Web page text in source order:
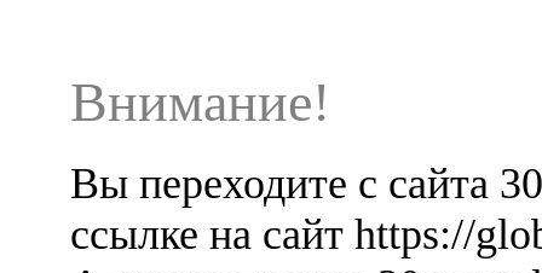
Внимание!
Вы переходите с сайта
ссылке на сайт https://